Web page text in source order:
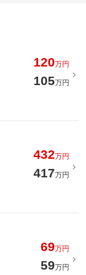
120万円
105万円
432万円
417万円
69万円
59万円